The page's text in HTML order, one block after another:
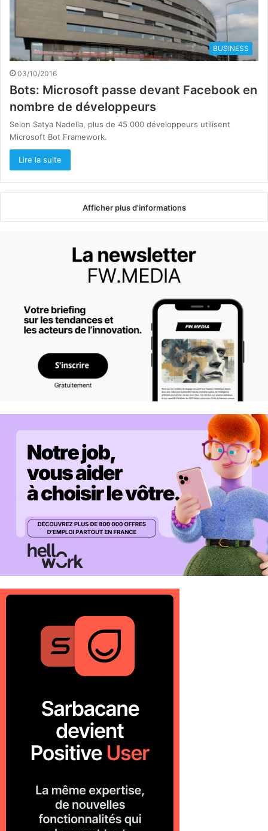
BUSINESS
03/10/2016
Bots: Microsoft passe devant Facebook en
nombre de développeurs
Selon Satya Nadella, plus de 45 000 développeurs utilisent
Microsoft Bot Framework.
Lire la suite
Afficher plus d'informations